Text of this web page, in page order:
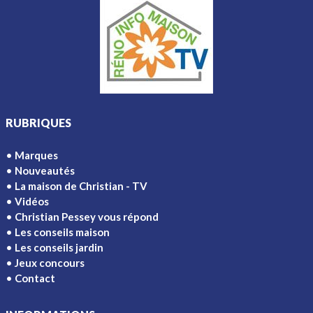
RUBRIQUES
Marques
Nouveautés
La maison de Christian - TV
Vidéos
Christian Pessey vous répond
Les conseils maison
Les conseils jardin
Jeux concours
Contact